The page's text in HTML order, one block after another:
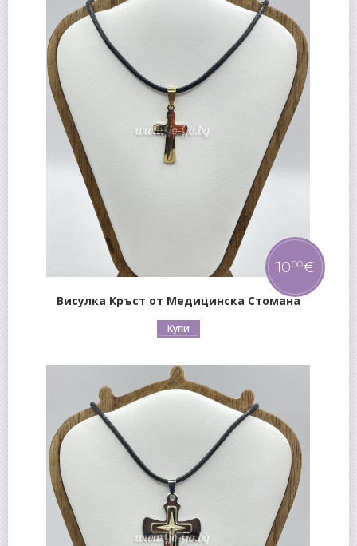
Висулка Кръст от Медицинска Стомана
1000€
Купи